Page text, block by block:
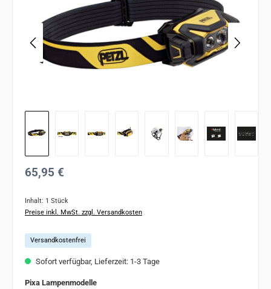
Regulärer Preis:
65,95 €
Inhalt: 1 Stück
Preise inkl. MwSt. zzgl. Versandkosten
Versandkostenfrei
Sofort verfügbar, Lieferzeit: 1-3 Tage
Pixa Lampenmodelleauswählen